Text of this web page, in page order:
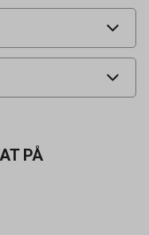
50202306
PÅ